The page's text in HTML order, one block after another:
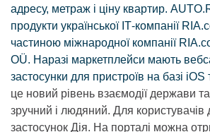
адресу, метраж і ціну квартир.
продукти української ІТ-компанії
частиною міжнародної компанії
OÜ. Наразі маркетплейси мають
застосунки для пристроїв на базі
це новий рівень взаємодії держави
зручний і людяний. Для користувачів
застосунок Дія. На порталі можна